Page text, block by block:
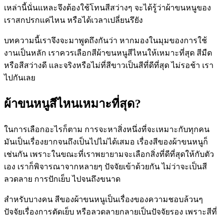
เหล่านี้นั่นแหละจึงต้องใช้โทนสีสว่างๆ จะได้รู้ว่าผ้าขนหนูของ
เราสกปรกแค่ไหน หรือได้เวลาเปลี่ยนรึยัง
บทความนี้เราจึงจะมาพูดถึงกันว่า หากมองในมุมของการใช้
งานเป็นหลัก เราควรเลือกสีผ้าขนหนูสีไหนให้เหมาะที่สุด สีมืด
หรือสีสว่างดี และจริงหรือไม่ที่สีขาวเป็นสีที่ดีที่สุด ไม่รอช้า เรา
ไปกันเลย
ผ้าขนหนูสีไหนเหมาะที่สุด?
ในการเลือกอะไรก็ตาม การจะหาสิ่งหนึ่งที่จะเหมาะกับทุกคน
มันเป็นเรื่องยากจนถึงเป็นไปไม่ได้เสมอ เรื่องสีของผ้าขนหนูก็
เช่นกัน เพราะในขณะที่เราพยายามจะเลือกสิ่งที่ดีที่สุดให้กับตัว
เอง เราก็พิจารณาจากหลายๆ ปัจจัยเข้าด้วยกัน ไม่ว่าจะเป็นสี
ลวดลาย การปักเย็บ ไปจนถึงขนาด
สำหรับบางคน สีของผ้าขนหนูเป็นเรื่องของความชอบล้วนๆ
ปัจจัยเรื่องการตัดเย็บ หรือลวดลายกลายเป็นปัจจัยรอง เพราะสีที่